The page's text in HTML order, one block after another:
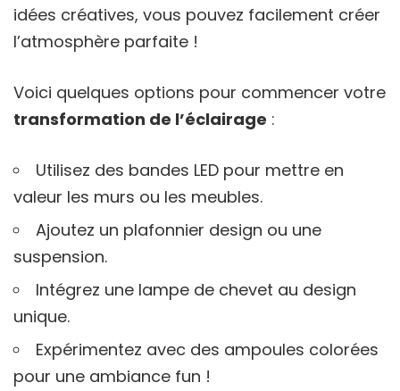
idées créatives, vous pouvez facilement créer
l’atmosphère parfaite !
Voici quelques options pour commencer votre
transformation de l’éclairage :
Utilisez des bandes LED pour mettre en
valeur les murs ou les meubles.
Ajoutez un plafonnier design ou une
suspension.
Intégrez une lampe de chevet au design
unique.
Expérimentez avec des ampoules colorées
pour une ambiance fun !